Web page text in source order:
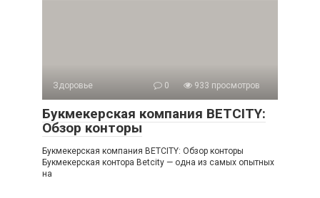
Здоровье 0 933 просмотров
Букмекерская компания BETCITY:
Обзор конторы
Букмекерская компания BETCITY: Обзор конторы
Букмекерская контора Betcity — одна из самых опытных
на